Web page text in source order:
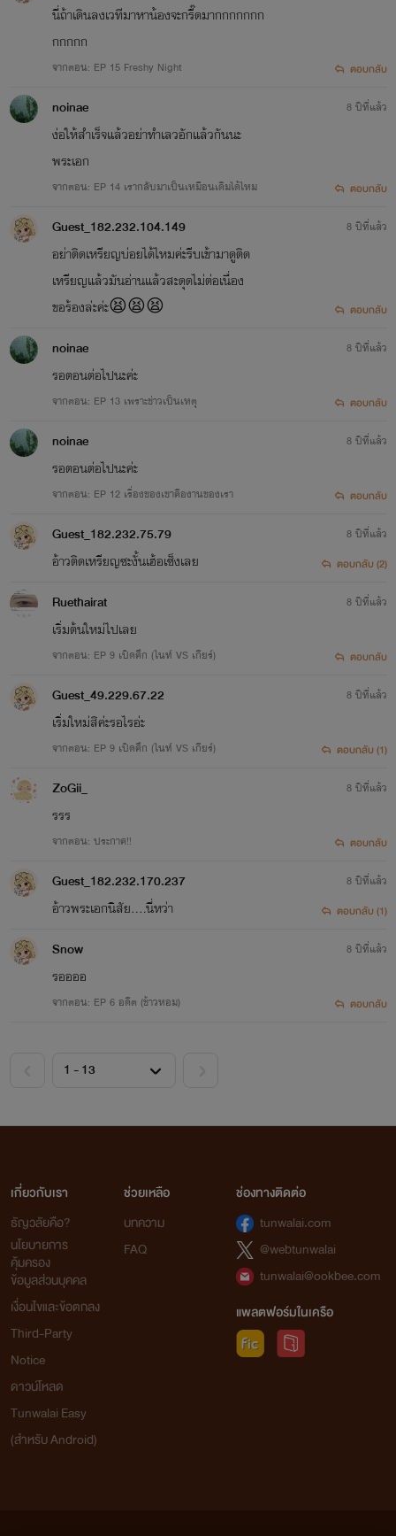
นี่ถ้าเดินลงเวทีมาหาน้องจะกรี๊ดมากกกกกกก
กกกกก
จากตอน: EP 15 Freshy Night ตอบกลับ
noinae
ง่อให้สำเร็จแล้วอย่าทำเลวอักแล้วกันนะ
พระเอก
จากตอน: EP 14 เรากลับมาเป็นเหมือนเดิมได้ไหม
8 ปีที่แล้ว
ตอบกลับ
Guest_182.232.104.149
อย่าติดเหรียญบ่อยได้ไหมค่ะรีบเข้ามาดูติด
เหรียญแล้วมันอ่านแล้วสะดุดไม่ต่อเนื่อง
ขอร้องล่ะค่ะ😫😫😫
8 ปีที่แล้ว
ตอบกลับ
noinae
รอตอนต่อไปนะค่ะ
จากตอน: EP 13 เพราะข่าวเป็นเหตุ
8 ปีที่แล้ว
ตอบกลับ
noinae
รอตอนต่อไปนะค่ะ
จากตอน: EP 12 เรื่องของเขาคืองานของเรา
8 ปีที่แล้ว
ตอบกลับ
Guest_182.232.75.79
อ้าวติดเหรียญซะงั้นเฮ้อเซ็งเลย
8 ปีที่แล้ว
ตอบกลับ (2)
Ruethairat
เริ่มต้นใหม่ไปเลย
จากตอน: EP 9 เปิดศึก (ไนท์ VS เกียร์)
8 ปีที่แล้ว
ตอบกลับ
Guest_49.229.67.22
เริ่มใหม่สิค่ะรอไรอ่ะ
จากตอน: EP 9 เปิดศึก (ไนท์ VS เกียร์)
8 ปีที่แล้ว
ตอบกลับ (1)
ZoGii_
รรร
จากตอน: ประกาศ!!
8 ปีที่แล้ว
ตอบกลับ
Guest_182.232.170.237
อ้าวพระเอกนิสัย....นี่หว่า
8 ปีที่แล้ว
ตอบกลับ (1)
Snow
รออออ
จากตอน: EP 6 อดีต (ข้าวหอม)
8 ปีที่แล้ว
ตอบกลับ
เกี่ยวกับเรา
ธัญวลัยคือ?
นโยบายการ
คุ้มครอง
ข้อมูลส่วนบุคคล
เงื่อนไขและข้อตกลง
Third-Party
Notice
ดาวน์โหลด
Tunwalai Easy
(สำหรับ Android)
ช่วยเหลือ
บทความ
FAQ
ช่องทางติดต่อ
tunwalai.com
@webtunwalai
tunwalai@ookbee.com
แพลตฟอร์มในเครือ